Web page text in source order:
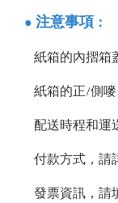
● 注意事項 ：
紙箱的內摺箱
紙箱的正/側
配送時程和運
付款方式，請
發票資訊，請